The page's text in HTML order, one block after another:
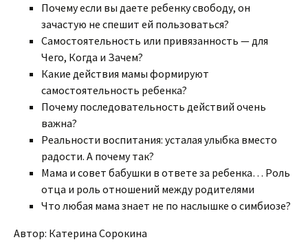
Почему если вы даете ребенку свободу, он
зачастую не спешит ей пользоваться?
Самостоятельность или привязанность — для
Чего, Когда и Зачем?
Какие действия мамы формируют
самостоятельность ребенка?
Почему последовательность действий очень
важна?
Реальности воспитания: усталая улыбка вместо
радости. А почему так?
Мама и совет бабушки в ответе за ребенка… Роль
отца и роль отношений между родителями
Что любая мама знает не по наслышке о симбиозе?
Автор: Катерина Сорокина